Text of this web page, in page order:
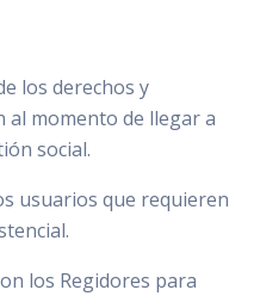
los derechos y
al momento de llegar a
social.
usuarios que requieren
los Regidores para